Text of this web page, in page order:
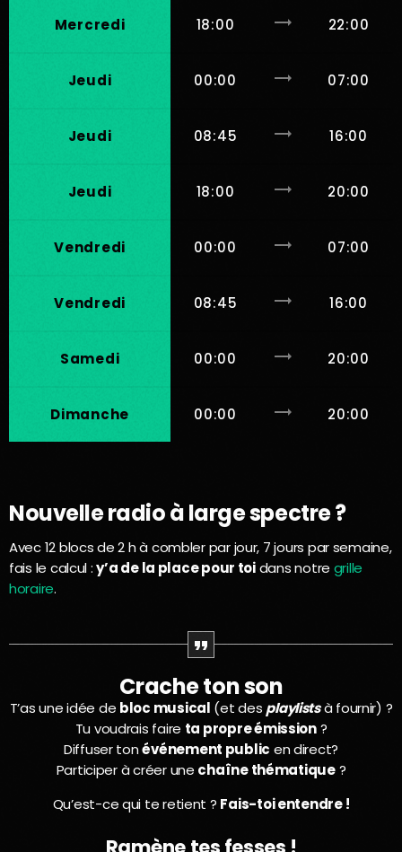
Mercredi 18:00 trending_flat 22:00
Jeudi 00:00 trending_flat 07:00
Jeudi 08:45 trending_flat 16:00
Jeudi 18:00 trending_flat 20:00
Vendredi 00:00 trending_flat 07:00
Vendredi 08:45 trending_flat 16:00
Samedi 00:00 trending_flat 20:00
Dimanche 00:00 trending_flat 20:00
Nouvelle radio à large spectre ?
Avec 12 blocs de 2 h à combler par jour, 7 jours par semaine,
fais le calcul :y’a de la place pour toidans notre grille
horaire.
Crache ton son
T’as une idée de bloc musical (et desplaylistsà fournir) ?
Tu voudrais faire ta propre émission?
Diffuser tonévénement public en direct?
Participer à créer une chaîne thématique?
Qu’est-ce qui te retient ? Fais-toi entendre !